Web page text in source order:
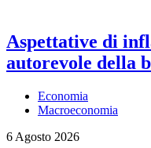
Aspettative di
autorevole della
Economia
Macroeconomia
6 Agosto 2026